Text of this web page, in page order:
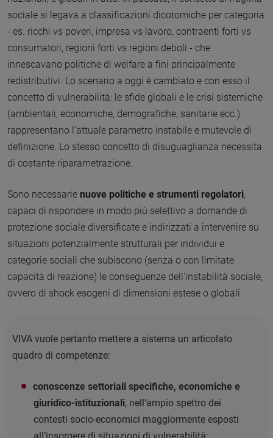
sociale si legava a classificazioni dicotomiche per categoria
- es. ricchi vs poveri, impresa vs lavoro, contraenti forti vs
consumatori, regioni forti vs regioni deboli - che
innescavano politiche di welfare a fini principalmente
redistributivi. Lo scenario a oggi è cambiato e con esso il
concetto di vulnerabilità: le sfide globali e le crisi sistemiche
(ambientali, economiche, demografiche, sanitarie ecc.)
rappresentano l’attuale parametro instabile e mutevole di
definizione. Lo stesso concetto di disuguaglianza necessita
di costante riparametrazione.
Sono necessarie nuove politiche e strumenti regolatori,
capaci di rispondere in modo più selettivo a domande di
protezione sociale diversificate e indirizzati a intervenire su
situazioni potenzialmente strutturali per individui e
categorie sociali che subiscono (senza o con limitate
capacità di reazione) le conseguenze dell'instabilità sociale,
ovvero di shock esogeni di dimensioni estese o globali.
VIVA vuole pertanto mettere a sistema un articolato
quadro di competenze:
conoscenze settoriali specifiche, economiche e
giuridico-istituzionali, nell’ampio spettro dei
contesti socio-economici maggiormente esposti